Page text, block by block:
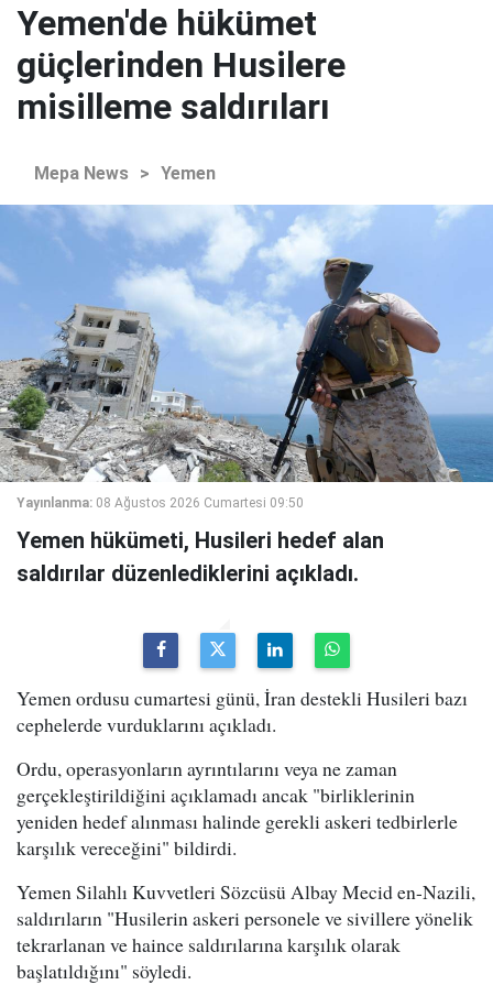
Yemen'de hükümet
güçlerinden Husilere
misilleme saldırıları
Mepa News > Yemen
Yayınlanma: 08 Ağustos 2026 Cumartesi 09:50
Yemen hükümeti, Husileri hedef alan
saldırılar düzenlediklerini açıkladı.
Yemen ordusu cumartesi günü, İran destekli Husileri bazı
cephelerde vurduklarını açıkladı.
Ordu, operasyonların ayrıntılarını veya ne zaman
gerçekleştirildiğini açıklamadı ancak "birliklerinin
yeniden hedef alınması halinde gerekli askeri tedbirlerle
karşılık vereceğini" bildirdi.
Yemen Silahlı Kuvvetleri Sözcüsü Albay Mecid en-Nazili,
saldırıların "Husilerin askeri personele ve sivillere yönelik
tekrarlanan ve haince saldırılarına karşılık olarak
başlatıldığını" söyledi.